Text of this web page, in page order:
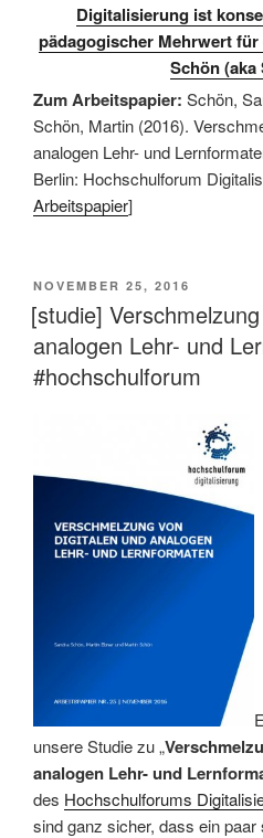
Digitalisierung ist
pädagogischer Mehrwert
Schön (aka
Zum Arbeitspapier: Schön,
Schön, Martin (2016).
analogen Lehr- und
Berlin: Hochschulforum
Arbeitspapier]
VERÖFFENTLICHT
AM
NOVEMBER 25, 2016
[studie]
analogen Lehr- und
#hochschulforum
unsere Studie zu „
analogen Lehr- und
des Hochschulforums
sind ganz sicher, dass ein